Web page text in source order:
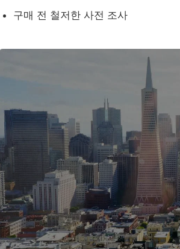
구매 전 철저한 사전 조사